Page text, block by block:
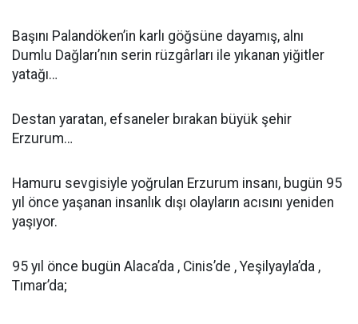
Başını Palandöken’in karlı göğsüne dayamış, alnı
Dumlu Dağları’nın serin rüzgârları ile yıkanan yiğitler
yatağı…
Destan yaratan, efsaneler bırakan büyük şehir
Erzurum…
Hamuru sevgisiyle yoğrulan Erzurum insanı, bugün 95
yıl önce yaşanan insanlık dışı olayların acısını yeniden
yaşıyor.
95 yıl önce bugün Alaca’da , Cinis’de , Yeşilyayla’da ,
Tımar’da;